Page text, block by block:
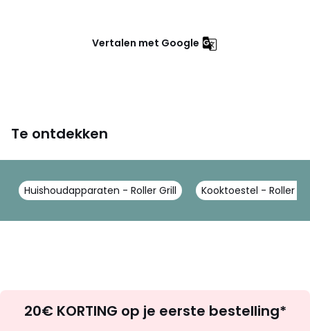
Vertalen met Google
Te ontdekken
Huishoudapparaten - Roller Grill Kooktoestel - Roller
zoek
20€ KORTING op je eerste bestelling*